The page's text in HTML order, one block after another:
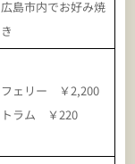
広島市内でお好み焼
き
フェリー ￥2,200
トラム ￥220